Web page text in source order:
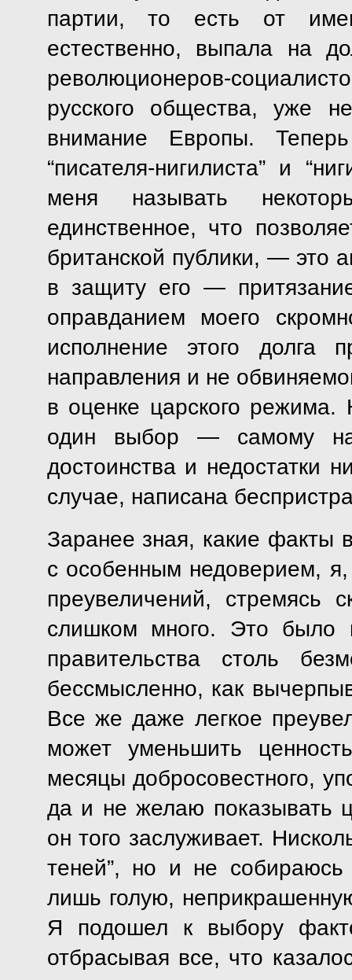
партии, то есть от
естественно, выпала на
революционеров-
русского общества, уже
внимание Европы.
“писателя-нигилиста” и
меня называть
единственное, что
британской публики, — это
в защиту его —
оправданием моего
исполнение этого долга
направления и не
в оценке царского режима.
один выбор — самому
достоинства и недостатки
случае, написана
Заранее зная, какие факты
с особенным недоверием,
преувеличений, стремясь
слишком много. Это было
правительства столь
бессмысленно, как
Все же даже легкое
может уменьшить
месяцы добросовестного,
да и не желаю показывать
он того заслуживает.
теней”, но и не собираюсь
лишь голую,
Я подошел к выбору
отбрасывая все, что